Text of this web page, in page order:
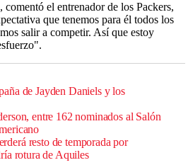
el entrenador de los Packers,
que tenemos para él todos los
salir a competir. Así que estoy
de Jayden Daniels y los
entre 162 nominados al Salón
resto de temporada por
rotura de Aquiles